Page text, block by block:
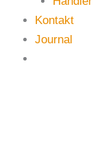
Kontakt
Journal